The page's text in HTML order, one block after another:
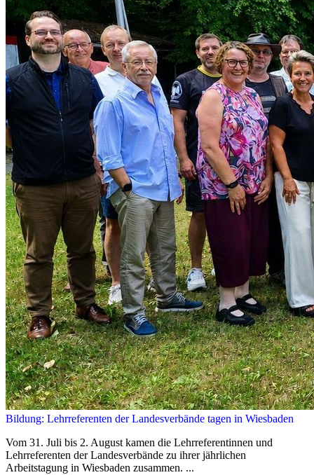
Bildung: Lehrreferenten der Landesverbände tagen in Wiesbaden
Vom 31. Juli bis 2. August kamen die Lehrreferentinnen und
Lehrreferenten der Landesverbände zu ihrer jährlichen
Arbeitstagung in Wiesbaden zusammen. ...